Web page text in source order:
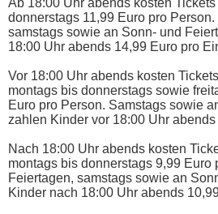
Ab 18:00 Uhr abends kosten
donnerstags 11,99 Euro pro
samstags sowie an Sonn- und
18:00 Uhr abends 14,99 Euro pro
Vor 18:00 Uhr abends kosten
montags bis donnerstags sowie
Euro pro Person. Samstags sowie
zahlen Kinder vor 18:00 Uhr
Nach 18:00 Uhr abends kosten
montags bis donnerstags 9,99 Euro
Feiertagen, samstags sowie an
Kinder nach 18:00 Uhr abends